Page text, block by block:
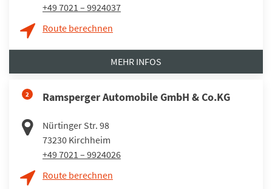
+49 7021 – 9924037
Route berechnen
MEHR INFOS
2 Ramsperger Automobile GmbH & Co.KG
Nürtinger Str. 98
73230 Kirchheim
+49 7021 – 9924026
Route berechnen